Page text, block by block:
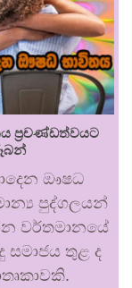
ප්‍රචණ්ඩත්වයට
ඖෂධ
පුද්ගලයන්
වර්තමානයේ
තුළ ද